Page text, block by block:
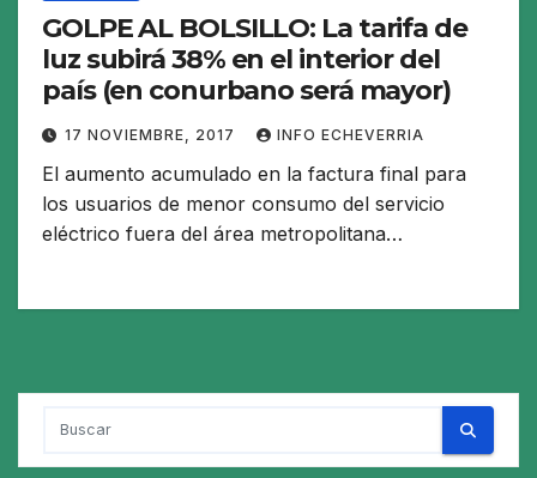
GOLPE AL BOLSILLO: La tarifa de
luz subirá 38% en el interior del
país (en conurbano será mayor)
17 NOVIEMBRE, 2017 INFO ECHEVERRIA
El aumento acumulado en la factura final para
los usuarios de menor consumo del servicio
eléctrico fuera del área metropolitana…